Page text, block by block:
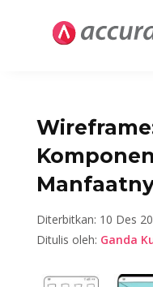
Diterbitkan: 10 Des
Ditulis oleh: Ganda